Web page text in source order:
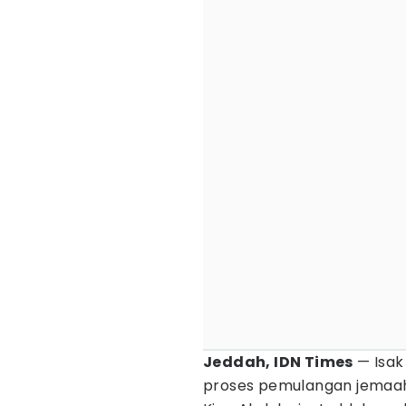
Jeddah, IDN Times —
proses pemulangan